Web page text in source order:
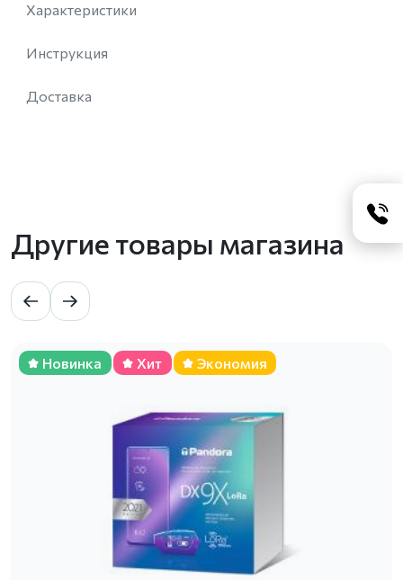
Характеристики
Инструкция
Доставка
Другие товары магазина
Новинка Хит Экономия